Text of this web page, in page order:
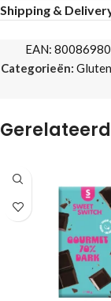
Shipping &
EAN:
Categorieën: